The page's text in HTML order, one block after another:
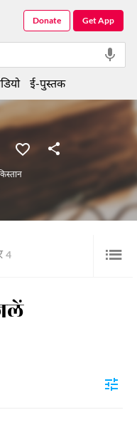
4
Get App
Donate
ई-पुस्तक